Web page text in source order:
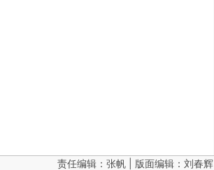
责任编辑：张帆 | 版面编辑：刘春辉